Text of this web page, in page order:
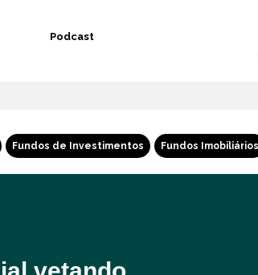
Podcast
Fundos de Investimentos Fundos Imobiliários